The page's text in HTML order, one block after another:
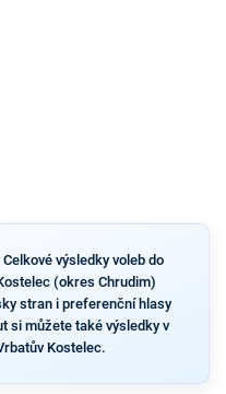
výsledky voleb do
(okres Chrudim)
stran i preferenční hlasy
si můžete také výsledky v
Kostelec.